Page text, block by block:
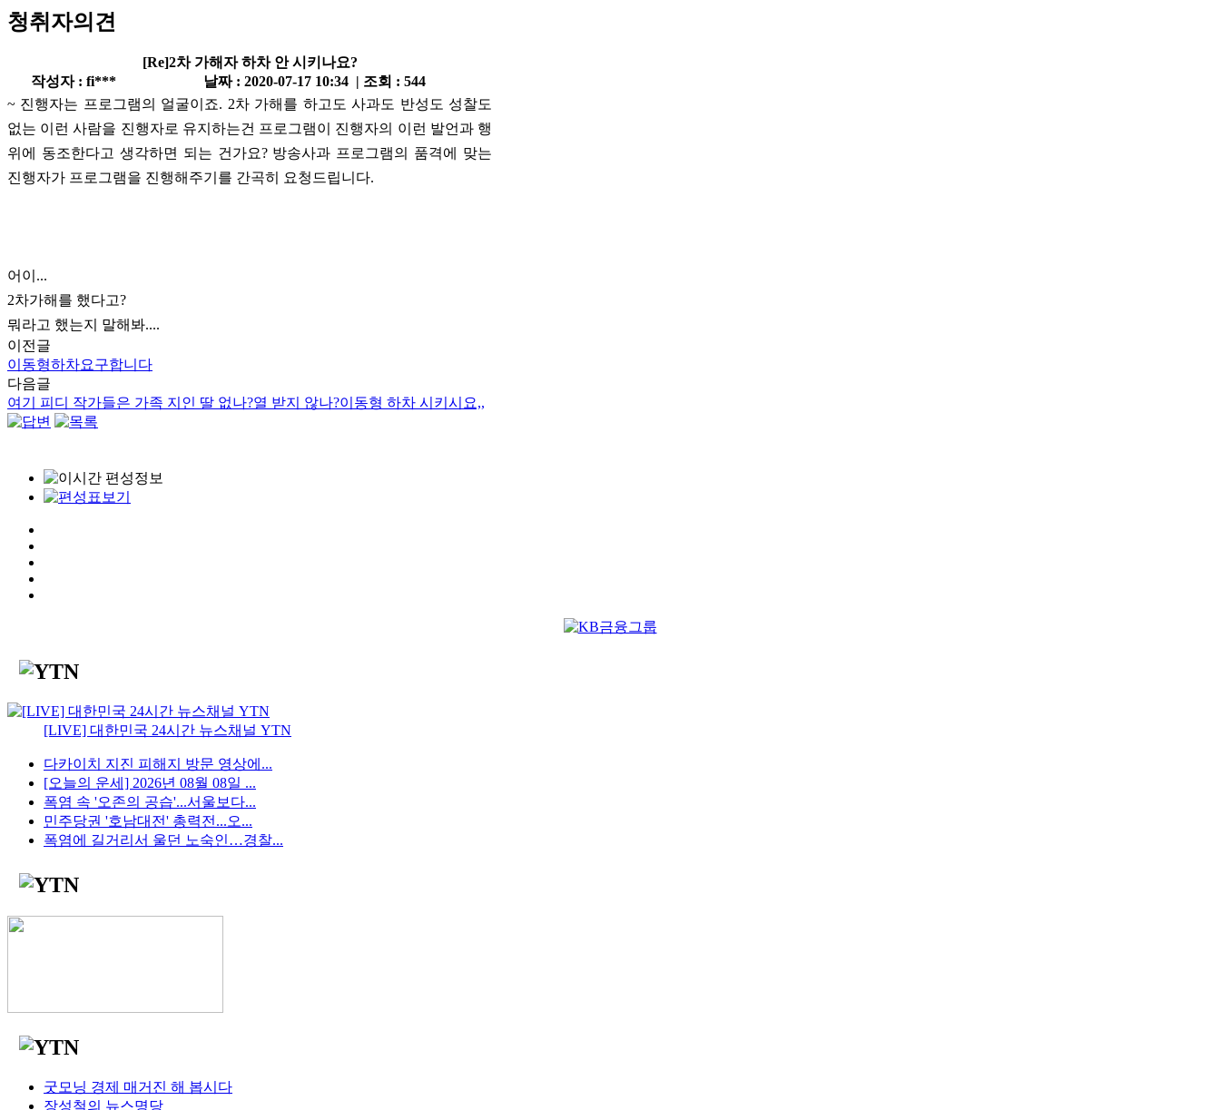
청취자의견
[Re]2차 가해자 하차 안 시키나요?
작성자 : fi***
날짜 : 2020-07-17 10:34 | 조회 : 544
~ 진행자는 프로그램의 얼굴이죠. 2차 가해를 하고도 사과도 반성도 성찰도
없는 이런 사람을 진행자로 유지하는건 프로그램이 진행자의 이런 발언과 행
위에 동조한다고 생각하면 되는 건가요? 방송사과 프로그램의 품격에 맞는
진행자가 프로그램을 진행해주기를 간곡히 요청드립니다.
어이...
2차가해를 했다고?
뭐라고 했는지 말해봐....
이전글
이동형하차요구합니다
다음글
여기 피디 작가들은 가족 지인 딸 없나?열 받지 않나?이동형 하차 시키시요,,
[LIVE] 대한민국 24시간 뉴스채널 YTN
다카이치 지진 피해지 방문 영상에...
[오늘의 운세] 2026년 08월 08일 ...
폭염 속 '오존의 공습'...서울보다...
민주당권 '호남대전' 총력전...오...
폭염에 길거리서 울던 노숙인…경찰...
굿모닝 경제 매거진 해 봅시다
장성철의 뉴스명당